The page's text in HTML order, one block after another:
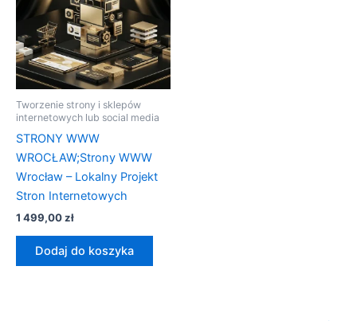
Tworzenie strony i sklepów
internetowych lub social media
STRONY WWW
WROCŁAW;Strony WWW
Wrocław – Lokalny Projekt
Stron Internetowych
1 499,00zł
Dodaj do koszyka